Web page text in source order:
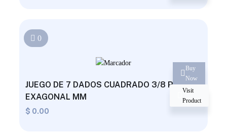
Buy
Now
Visit
Product
0
JUEGO DE 7 DADOS CUADRADO 3/8 PUNTA
EXAGONAL MM
$ 0.00